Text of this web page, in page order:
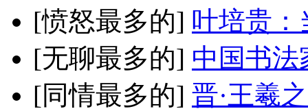
[愤怒最多的] 叶培贵：
[无聊最多的] 中国书法
[同情最多的] 晋·王羲